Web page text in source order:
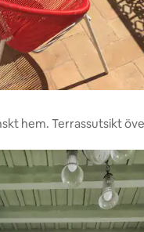
hem. Terrassutsikt